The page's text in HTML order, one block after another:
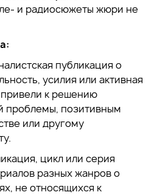
и радиосюжеты жюри не
публикация о
усилия или активная
к решению
проблемы, позитивным
или другому
цикл или серия
разных жанров о
не относящихся к